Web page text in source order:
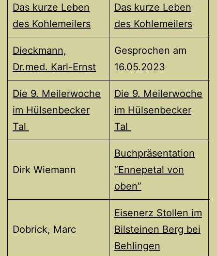
Das kurze Leben
des Kohlemeilers
Das kurze Leben
des Kohlemeilers
Dieckmann,
Dr.med. Karl-Ernst
Gesprochen am
16.05.2023
Die 9. Meilerwoche
im Hülsenbecker
Tal
Die 9. Meilerwoche
im Hülsenbecker
Tal
Dirk Wiemann
Buchpräsentation
“Ennepetal von
oben”
Dobrick, Marc
Eisenerz Stollen im
Bilsteinen Berg bei
Behlingen